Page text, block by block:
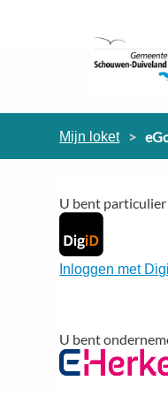
Mijn loket
U bent particulier
Inloggen met
U bent